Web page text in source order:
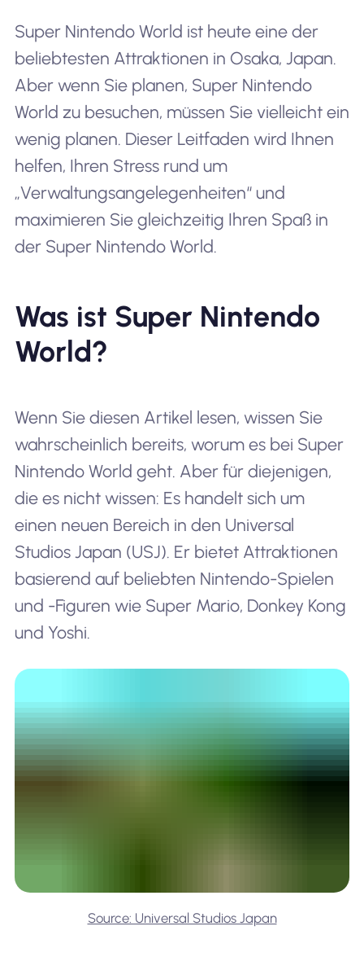
Super Nintendo World ist heute eine der
beliebtesten Attraktionen in Osaka, Japan.
Aber wenn Sie planen, Super Nintendo
World zu besuchen, müssen Sie vielleicht ein
wenig planen. Dieser Leitfaden wird Ihnen
helfen, Ihren Stress rund um
„Verwaltungsangelegenheiten“und
maximieren Sie gleichzeitig Ihren Spaß in
der Super Nintendo World.
Was ist Super Nintendo
World?
Wenn Sie diesen Artikel lesen, wissen Sie
wahrscheinlich bereits, worum es bei Super
Nintendo World geht. Aber für diejenigen,
die es nicht wissen: Es handelt sich um
einen neuen Bereich in den Universal
Studios Japan (USJ). Er bietet Attraktionen
basierend auf beliebten Nintendo-Spielen
und -Figuren wie Super Mario, Donkey Kong
und Yoshi.
Source: Universal Studios Japan